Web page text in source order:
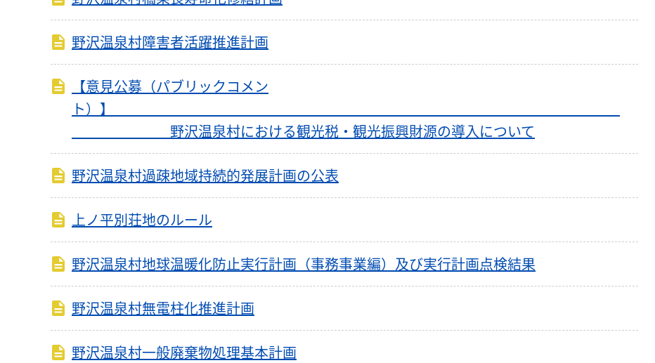
野沢温泉村障害者活躍推進計画
【意見公募（パブリックコメン
ト）】
野沢温泉村における観光税・観光振興財源の導入について
野沢温泉村過疎地域持続的発展計画の公表
上ノ平別荘地のルール
野沢温泉村地球温暖化防止実行計画（事務事業編）及び実行計画点検結果
野沢温泉村無電柱化推進計画
野沢温泉村一般廃棄物処理基本計画